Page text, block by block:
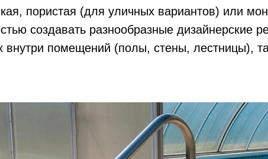
пористая (для уличных вариантов) или
создавать разнообразные дизайнерские
внутри помещений (полы, стены, лестницы),